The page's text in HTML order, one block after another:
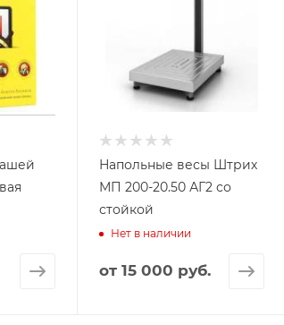
практически в любом
Напольные весы Штрих
МП 200-20.50 АГ2 со
стойкой
Нет в наличии
от 15 000 руб.